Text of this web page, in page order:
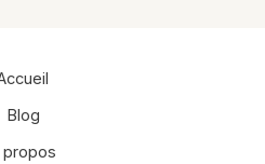
Blog
propos